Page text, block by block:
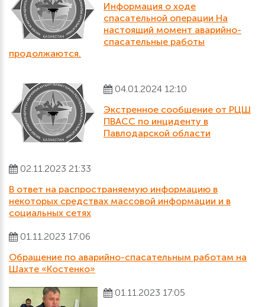
Информация о ходе
спасательной операции На
настоящий момент аварийно-
спасательные работы
продолжаются.
04.01.2024 12:10
Экстренное сообщение от РЦШ
ПВАСС по инциденту в
Павлодарской области
02.11.2023 21:33
В ответ на распространяемую информацию в
некоторых средствах массовой информации и в
социальных сетях
01.11.2023 17:06
Обращение по аварийно-спасательным работам на
Шахте «Костенко»
01.11.2023 17:05